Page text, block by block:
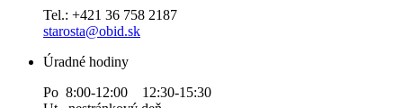
Tel.: +421 36 758 2187
starosta@obid.sk
Úradné hodiny
Po 8:00-12:00 12:30-15:30